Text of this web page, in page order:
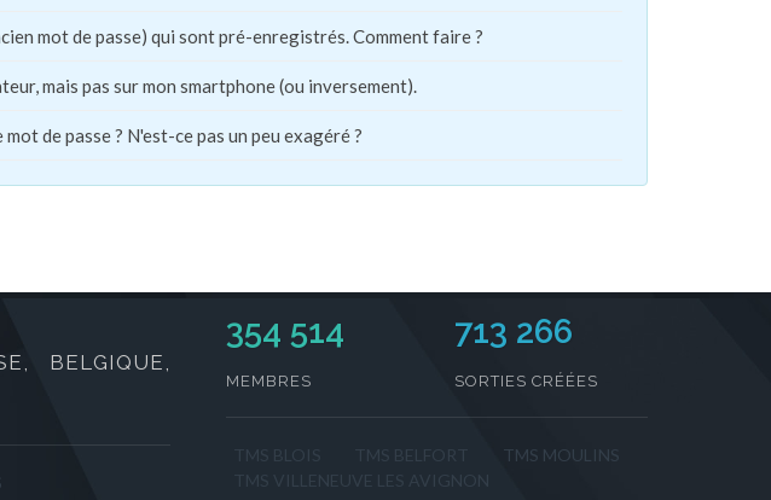
mot de passe) qui sont pré-enregistrés. Comment faire ?
mais pas sur mon smartphone (ou inversement).
de passe ? N'est-ce pas un peu exagéré ?
BELGIQUE,
354 514
MEMBRES
713 266
SORTIES CRÉÉES
TMS MOULINS